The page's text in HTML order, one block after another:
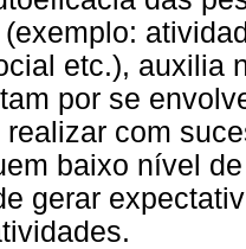
etc.), auxilia
por se
com
baixo nível
gerar